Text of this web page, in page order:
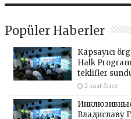
Popüler Haberler
Kapsayıcı
Halk
teklifler
2 saat önce
Владиславу